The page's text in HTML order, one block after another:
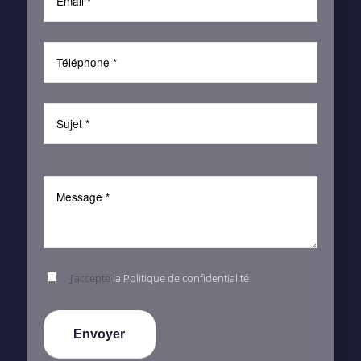
J’accepte la Politique de confidentialité